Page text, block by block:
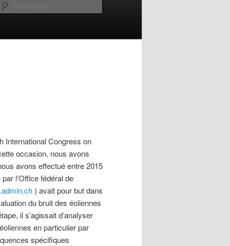
International Congress on
occasion, nous avons
avons effectué entre 2015
l’Office fédéral de
) avait pour but dans
du bruit des éoliennes
il s’agissait d’analyser
en particulier par
spécifiques